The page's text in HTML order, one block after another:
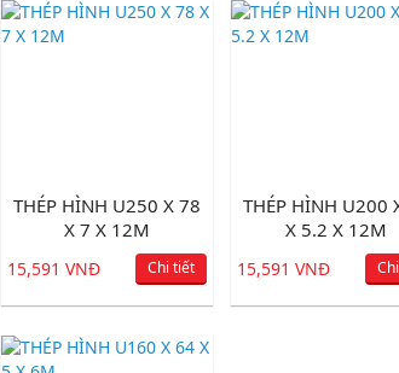
THÉP HÌNH U250 X 78
X 7 X 12M
15,591 VNĐ Chi tiết
THÉP HÌNH U200
X 5.2 X 12M
15,591 VNĐ